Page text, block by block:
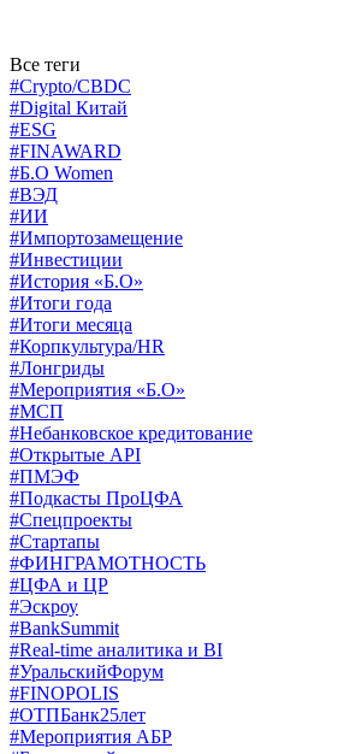
Все теги
#Crypto/CBDC
#Digital Китай
#ESG
#FINAWARD
#Б.О Women
#ВЭД
#ИИ
#Импортозамещение
#Инвестиции
#История «Б.О»
#Итоги года
#Итоги месяца
#Корпкультура/HR
#Лонгриды
#Мероприятия «Б.О»
#МСП
#Небанковское кредитование
#Открытые API
#ПМЭФ
#Подкасты ПроЦФА
#Спецпроекты
#Стартапы
#ФИНГРАМОТНОСТЬ
#ЦФА и ЦР
#Эскроу
#BankSummit
#Real-time аналитика и BI
#УральскийФорум
#FINOPOLIS
#ОТПБанк25лет
#Мероприятия АБР